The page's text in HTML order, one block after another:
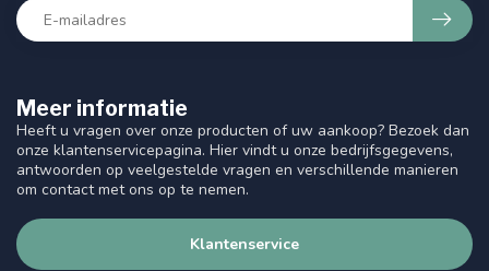
Meer informatie
Heeft u vragen over onze producten of uw aankoop? Bezoek dan
onze klantenservicepagina. Hier vindt u onze bedrijfsgegevens,
antwoorden op veelgestelde vragen en verschillende manieren
om contact met ons op te nemen.
Klantenservice